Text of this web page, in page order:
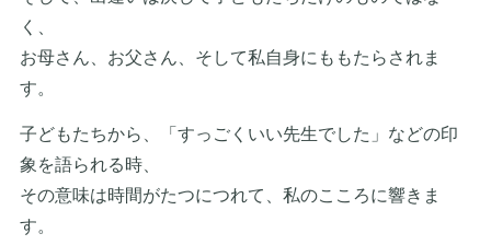
く、
お母さん、お父さん、そして私自身にももたらされま
す。
子どもたちから、「すっごくいい先生でした」などの印
象を語られる時、
その意味は時間がたつにつれて、私のこころに響きま
す。